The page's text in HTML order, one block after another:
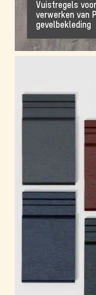
Vuistregels
verwerken van
gevelbekleding